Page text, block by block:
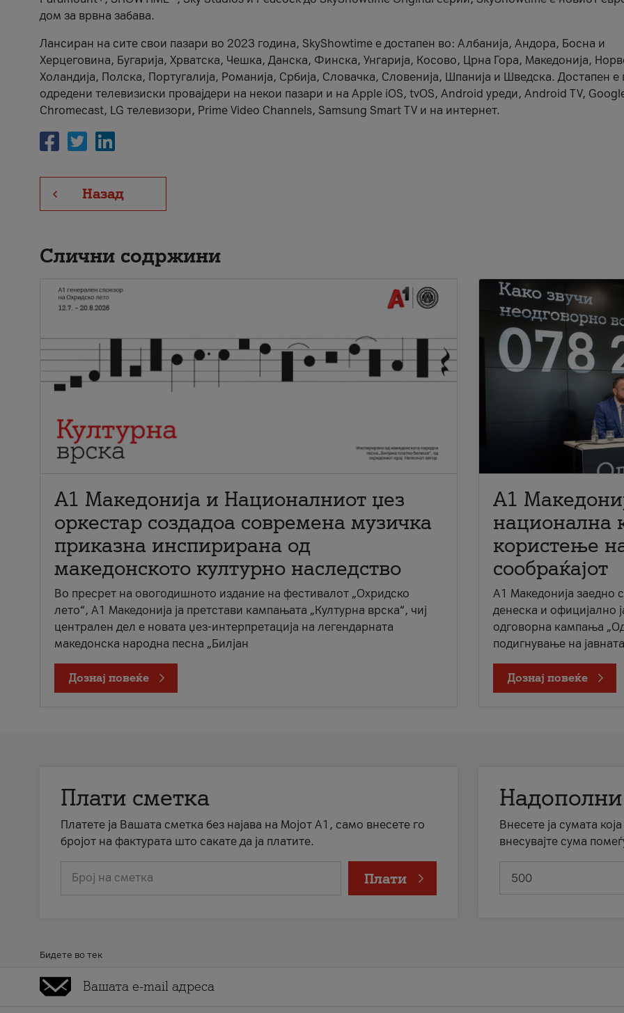
дом за врвна забава.
Лансиран на сите свои пазари во 2023 година, SkyShowtime е достапен во: Албанија, Андора, Босна и
Херцеговина, Бугарија, Хрватска, Чешка, Данска, Финска, Унгарија, Косово, Црна Гора, Македонија,
Холандија, Полска, Португалија, Романија, Србија, Словачка, Словенија, Шпанија и Шведска. Достапен е
одредени телевизиски провајдери на некои пазари и на Apple iOS, tvOS, Android уреди, Android TV,
Chromecast, LG телевизори, Prime Video Channels, Samsung Smart TV и на интернет.
Назад
Слични содржини
А1 Македонија и Националниот џез
оркестар создадоа современа музичка
приказна инспирирана од
македонското културно наследство
Во пресрет на овогодишното издание на фестивалот „Охридско
лето“, А1 Македонија ја претстави кампањата „Културна врска“, чиј
централен дел е новата џез-интерпретација на легендарната
македонска народна песна „Билјан
Дознај повеќе
A1
национална
користење
сообраќајот
A1 Македонија заедно
денеска и официјално
одговорна кампања
подигнување на
Дознај повеќе
Плати сметка
Платете ја Вашата сметка без најава на Мојот А1, само внесете го
бројот на фактурата што сакате да ја платите.
Број на сметка Плати
Внесете ја сумата
внесувајте сума
Бидете во тек